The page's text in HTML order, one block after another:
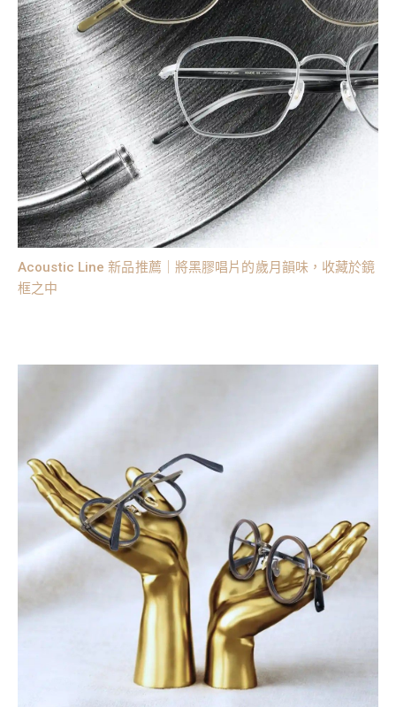
Acoustic Line 新品推薦｜將黑膠唱片的歲月韻味，收藏於鏡
框之中